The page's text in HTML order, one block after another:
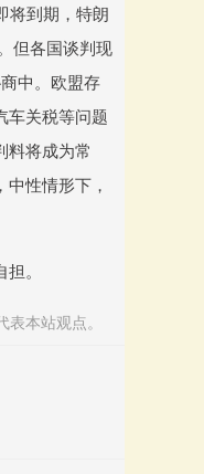
将到期，特朗
但各国谈判现
中。欧盟存
车关税等问题
料将成为常
性情形下，
。
本站观点。